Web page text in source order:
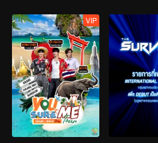
VIP